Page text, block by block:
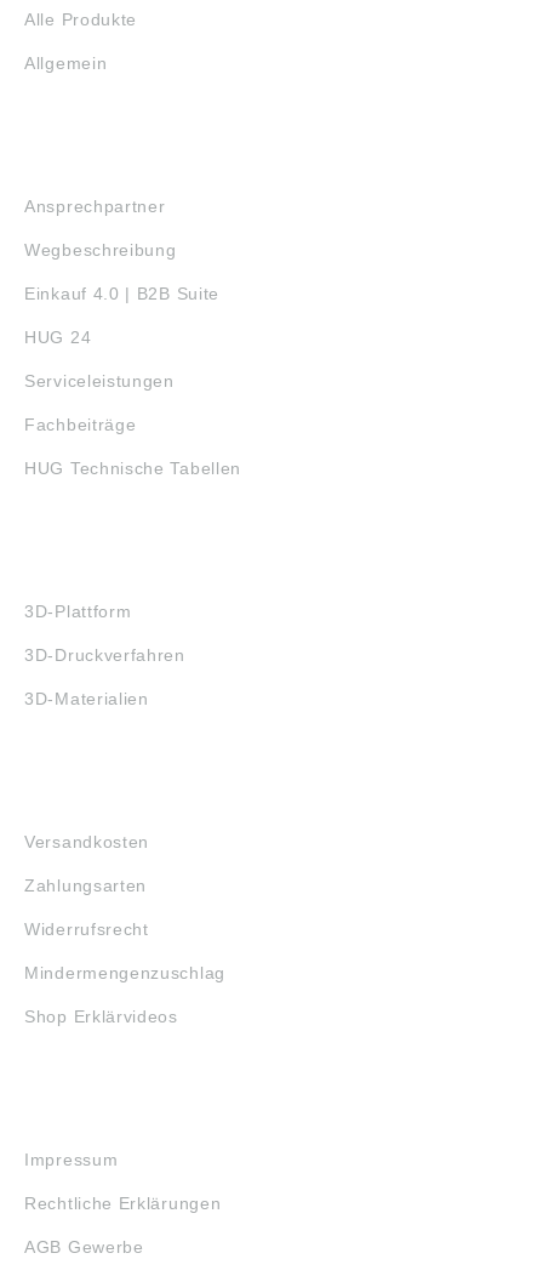
Alle Produkte
Allgemein
Ansprechpartner
Wegbeschreibung
Einkauf 4.0 | B2B Suite
HUG 24
Serviceleistungen
Fachbeiträge
HUG Technische Tabellen
3D-Plattform
3D-Druckverfahren
3D-Materialien
Versandkosten
Zahlungsarten
Widerrufsrecht
Mindermengenzuschlag
Shop Erklärvideos
Impressum
Rechtliche Erklärungen
AGB Gewerbe